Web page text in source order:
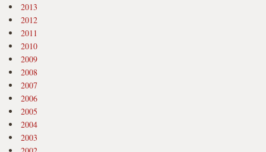
2013
2012
2011
2010
2009
2008
2007
2006
2005
2004
2003